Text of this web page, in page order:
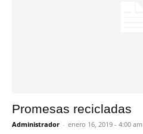
Promesas recicladas
Administrador - enero 16, 2019 - 4:00 am